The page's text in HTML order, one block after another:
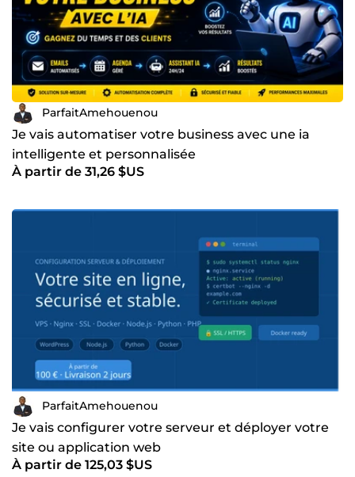
ParfaitAmehouenou
Je vais automatiser votre business avec une ia
intelligente et personnalisée
À partir de 31,26 $US
ParfaitAmehouenou
Je vais configurer votre serveur et déployer votre
site ou application web
À partir de 125,03 $US